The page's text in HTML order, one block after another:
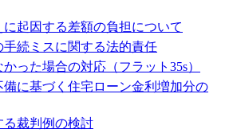
起因する差額の負担について
続ミスに関する法的責任
った場合の対応（フラット35s）
に基づく住宅ローン金利増加分の
る裁判例の検討